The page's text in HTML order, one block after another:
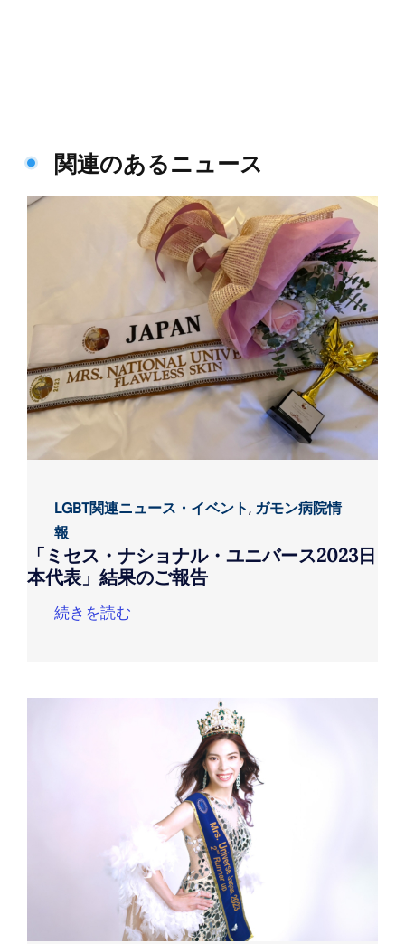
関連のあるニュース
LGBT関連ニュース・イベント, ガモン病院情
報
「ミセス・ナショナル・ユニバース2023日
本代表」結果のご報告
続きを読む